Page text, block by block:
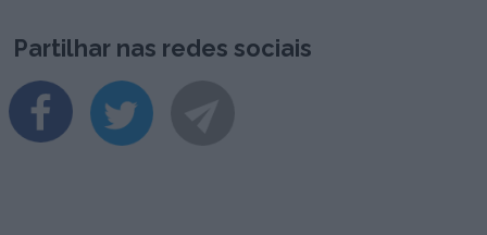
Partilhar nas redes sociais